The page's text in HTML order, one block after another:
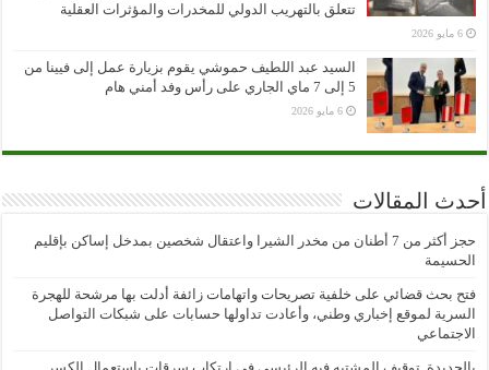
تتعلق بالتهريب الدولي للمخدرات والمؤثرات العقلية
6 مايو 2026
السيد عبد اللطيف حموشي يقوم بزيارة عمل إلى فيينا من
5 إلى 7 ماي الجاري على رأس وفد أمني هام
6 مايو 2026
أحدث المقالات
حجز أكثر من 7 أطنان من مخدر الشيرا واعتقال شخصين بمدخل إساكن بإقليم
الحسيمة
فتح بحث قضائي على خلفية تصريحات واتهامات زائفة أدلت بها مرشحة للهجرة
السرية لموقع إخباري وطني، وأعادت تداولها حسابات على شبكات التواصل
الاجتماعي